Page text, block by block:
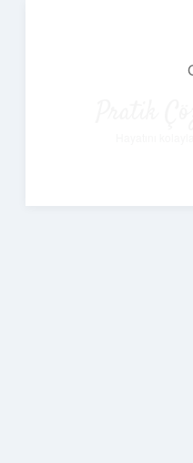
Pratik